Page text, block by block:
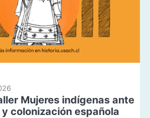
Mujeres indígenas ante
colonización española